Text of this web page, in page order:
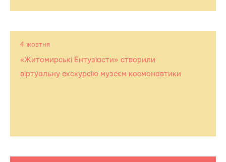
4 жовтня
«Житомирські Ентузіасти» створили
віртуальну екскурсію музеєм космонавтики